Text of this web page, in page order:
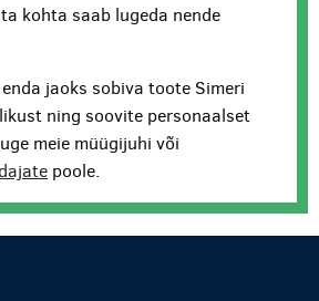
kohta saab lugeda nende
jaoks sobiva toote Simeri
ning soovite personaalset
meie müügijuhi või
poole.